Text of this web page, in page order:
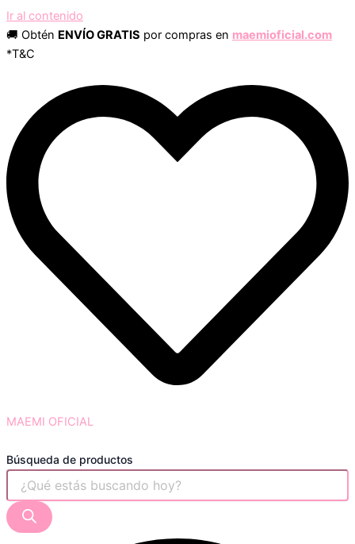
Ir al contenido
🚚 Obtén ENVÍO GRATIS por compras en maemioficial.com
*T&C
MAEMI OFICIAL
Búsqueda de productos